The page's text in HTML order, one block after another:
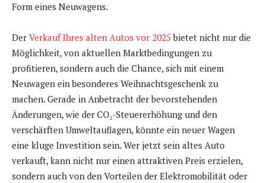
Form eines Neuwagens.
Der Verkauf Ihres alten Autos vor 2025 bietet nicht nur die
Möglichkeit, von aktuellen Marktbedingungen zu
profitieren, sondern auch die Chance, sich mit einem
Neuwagen ein besonderes Weihnachtsgeschenk zu
machen. Gerade in Anbetracht der bevorstehenden
Änderungen, wie der CO₂-Steuererhöhung und den
verschärften Umweltauflagen, könnte ein neuer Wagen
eine kluge Investition sein. Wer jetzt sein altes Auto
verkauft, kann nicht nur einen attraktiven Preis erzielen,
sondern auch von den Vorteilen der Elektromobilität oder